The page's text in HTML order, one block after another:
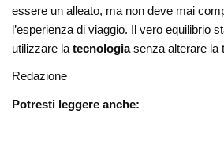
essere un alleato, ma non deve mai
l’esperienza di viaggio. Il vero equilibrio
utilizzare latecnologiasenza alterare la
Redazione
Potresti leggere anche: